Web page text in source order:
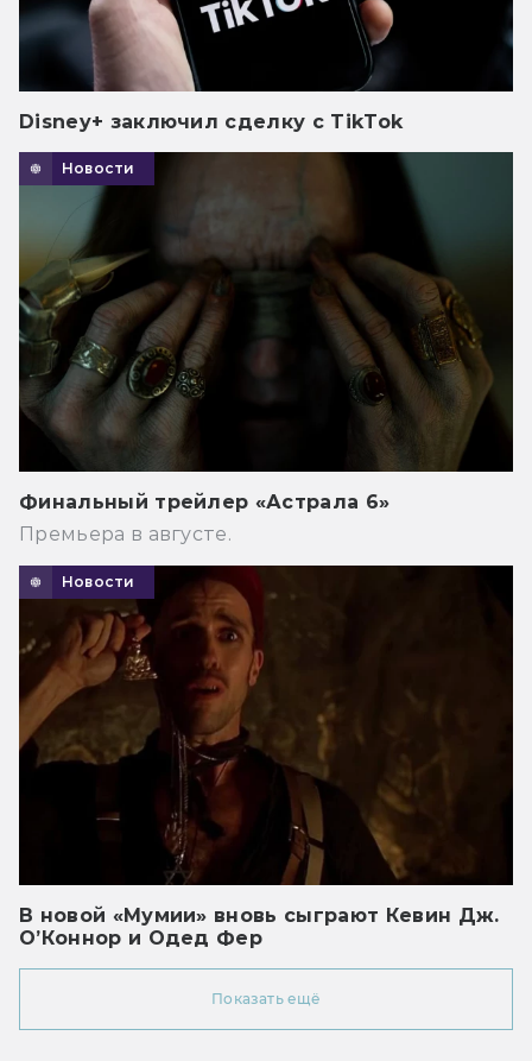
Disney+ заключил сделку с TikTok
Новости
Финальный трейлер «Астрала 6»
Премьера в августе.
Новости
В новой «Мумии» вновь сыграют Кевин Дж.
О’Коннор и Одед Фер
Показать ещё